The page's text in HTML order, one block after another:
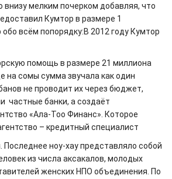
мелким почерком добавляя, что
Кумтор в размере 1
всём попорядку:В 2012 году Кумтор
помощь в размере 21 миллиона
на сомы сумма звучала как один
не проводит их через бюджет,
частные банки, а создаёт
«Ала-Тоо Финанс». Которое
– кредитный специалист
ноу-хау представляло собой
из числа аксакалов, молодых
женских НПО объединения. По